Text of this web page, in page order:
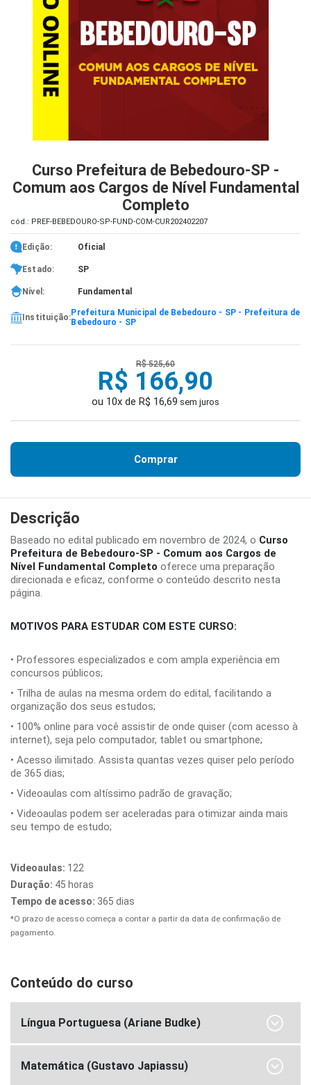
Curso Prefeitura de Bebedouro-SP -
Comum aos Cargos de Nível Fundamental
Completo
cód.: PREF-BEBEDOURO-SP-FUND-COM-CUR202402207
Edição: Oficial
Estado: SP
Nível: Fundamental
Instituição:Prefeitura Municipal de Bebedouro - SP - Prefeitura de
Bebedouro - SP
R$ 525,60
R$ 166,90
ou 10x de R$ 16,69 sem juros
Comprar
Descrição
Baseado no edital publicado em novembro de 2024, o Curso
Prefeitura de Bebedouro-SP - Comum aos Cargos de
Nível Fundamental Completo oferece uma preparação
direcionada e eficaz, conforme o conteúdo descrito nesta
página.
MOTIVOS PARA ESTUDAR COM ESTE CURSO:
• Professores especializados e com ampla experiência em
concursos públicos;
• Trilha de aulas na mesma ordem do edital, facilitando a
organização dos seus estudos;
• 100% online para você assistir de onde quiser (com acesso à
internet), seja pelo computador, tablet ou smartphone;
• Acesso ilimitado. Assista quantas vezes quiser pelo período
de 365 dias;
• Videoaulas com altíssimo padrão de gravação;
• Videoaulas podem ser aceleradas para otimizar ainda mais
seu tempo de estudo;
Videoaulas: 122
Duração: 45 horas
Tempo de acesso: 365 dias
*O prazo de acesso começa a contar a partir da data de confirmação de
pagamento.
Conteúdo do curso
Língua Portuguesa (Ariane Budke)
Matemática (Gustavo Japiassu)